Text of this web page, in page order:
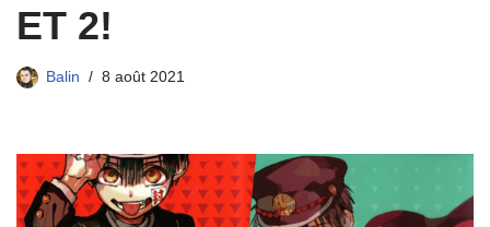
ET 2!
Balin 8 août 2021